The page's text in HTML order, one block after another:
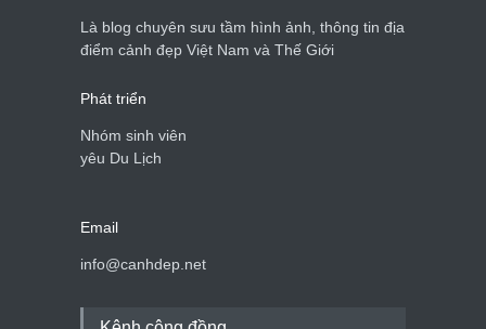
Là blog chuyên sưu tầm hình ảnh, thông tin địa
điểm cảnh đẹp Việt Nam và Thế Giới
Phát triển
Nhóm sinh viên
yêu Du Lịch
Email
info@canhdep.net